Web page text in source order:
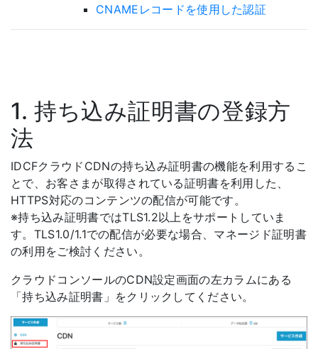
CNAMEレコードを使用した認証
1. 持ち込み証明書の登録方
法
IDCFクラウドCDNの持ち込み証明書の機能を利用するこ
とで、お客さまが取得されている証明書を利用した、
HTTPS対応のコンテンツの配信が可能です。
※持ち込み証明書ではTLS1.2以上をサポートしていま
す。TLS1.0/1.1での配信が必要な場合、マネージド証明書
の利用をご検討ください。
クラウドコンソールのCDN設定画面の左カラムにある
「持ち込み証明書」をクリックしてください。